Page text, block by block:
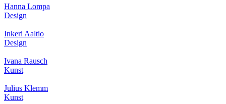
Hanna Lompa
Design
Inkeri Aaltio
Design
Ivana Rausch
Kunst
Julius Klemm
Kunst